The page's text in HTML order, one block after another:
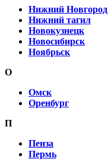
Нижний Новгород
Нижний тагил
Новокузнецк
Новосибирск
Ноябрьск
О
Омск
Оренбург
П
Пенза
Пермь